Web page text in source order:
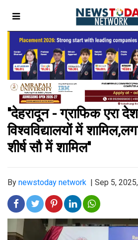
''देहरादून - ग्राफिक एरा
विश्वविद्यालयों में
शीर्ष सौ में शामिल''
By newstoday network Sep 5,